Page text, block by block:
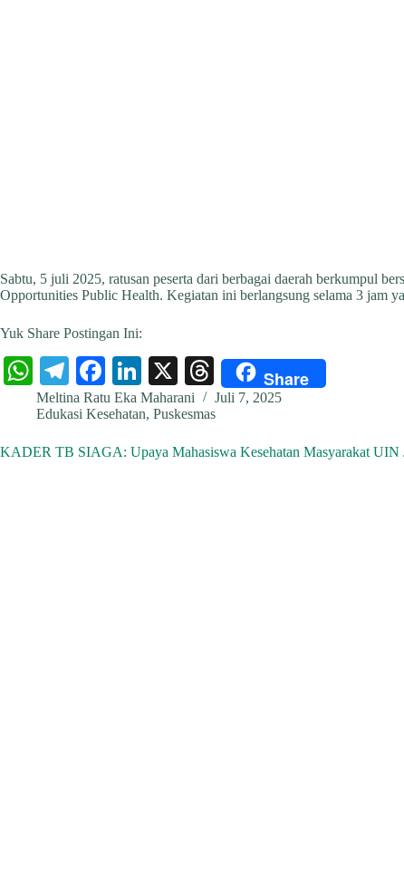
Sabtu, 5 juli 2025, ratusan peserta dari berbagai daerah berkumpul
Opportunities Public Health. Kegiatan ini berlangsung selama 3 jam
Yuk Share Postingan Ini:
W
ha
ts
A
Te
le
gr
a
Fa
ce
bo
ok
Li
nk
ed
In
X
T
hr
ea
ds
Share
Meltina Ratu Eka Maharani
Juli 7, 2025
Edukasi Kesehatan, Puskesmas
KADER TB SIAGA: Upaya Mahasiswa Kesehatan Masyarakat UIN